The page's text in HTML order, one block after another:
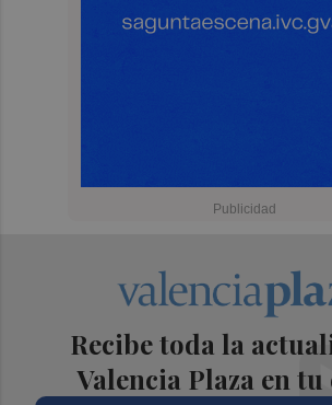
Recibe toda la
Valencia Plaza en